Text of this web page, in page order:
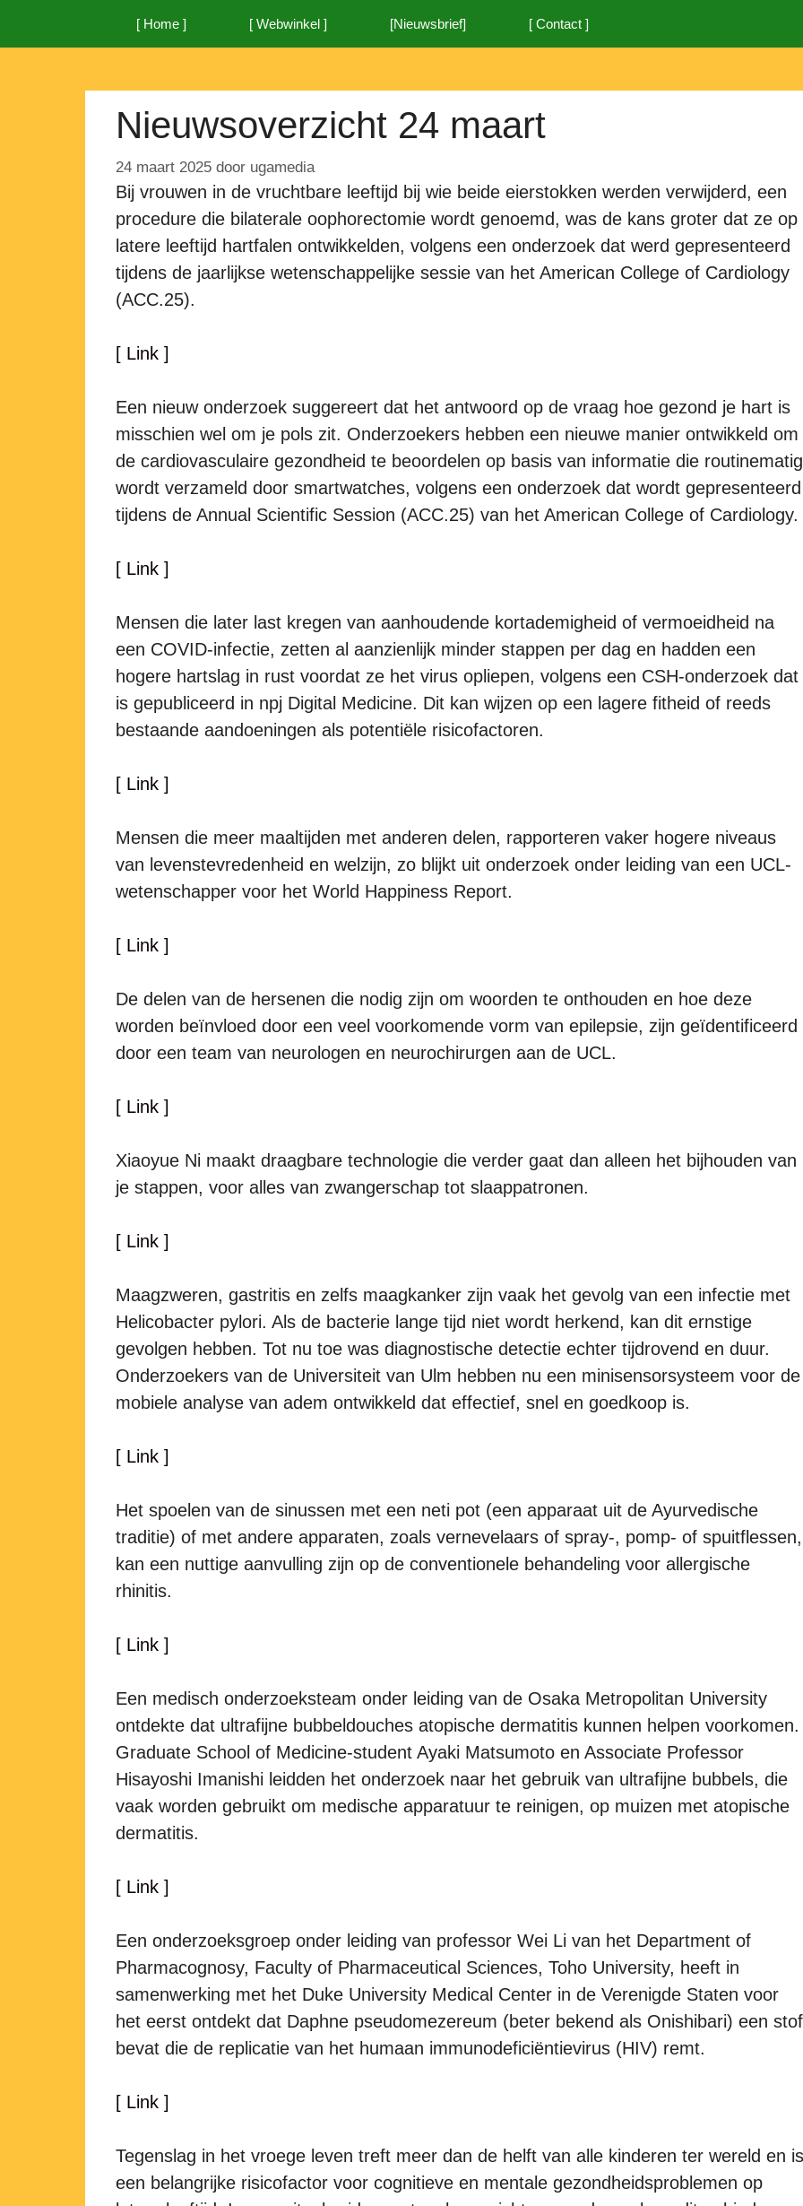
[ Home ] [ Webwinkel ] [Nieuwsbrief] [ Contact ]
Nieuwsoverzicht 24 maart
24 maart 2025 door ugamedia
Bij vrouwen in de vruchtbare leeftijd bij wie beide eierstokken werden verwijderd, een
procedure die bilaterale oophorectomie wordt genoemd, was de kans groter dat ze op
latere leeftijd hartfalen ontwikkelden, volgens een onderzoek dat werd gepresenteerd
tijdens de jaarlijkse wetenschappelijke sessie van het American College of Cardiology
(ACC.25).
[ Link ]
Een nieuw onderzoek suggereert dat het antwoord op de vraag hoe gezond je hart is
misschien wel om je pols zit. Onderzoekers hebben een nieuwe manier ontwikkeld om
de cardiovasculaire gezondheid te beoordelen op basis van informatie die routinematig
wordt verzameld door smartwatches, volgens een onderzoek dat wordt gepresenteerd
tijdens de Annual Scientific Session (ACC.25) van het American College of Cardiology.
[ Link ]
Mensen die later last kregen van aanhoudende kortademigheid of vermoeidheid na
een COVID-infectie, zetten al aanzienlijk minder stappen per dag en hadden een
hogere hartslag in rust voordat ze het virus opliepen, volgens een CSH-onderzoek dat
is gepubliceerd in npj Digital Medicine. Dit kan wijzen op een lagere fitheid of reeds
bestaande aandoeningen als potentiële risicofactoren.
[ Link ]
Mensen die meer maaltijden met anderen delen, rapporteren vaker hogere niveaus
van levenstevredenheid en welzijn, zo blijkt uit onderzoek onder leiding van een UCL-
wetenschapper voor het World Happiness Report.
[ Link ]
De delen van de hersenen die nodig zijn om woorden te onthouden en hoe deze
worden beïnvloed door een veel voorkomende vorm van epilepsie, zijn geïdentificeerd
door een team van neurologen en neurochirurgen aan de UCL.
[ Link ]
Xiaoyue Ni maakt draagbare technologie die verder gaat dan alleen het bijhouden van
je stappen, voor alles van zwangerschap tot slaappatronen.
[ Link ]
Maagzweren, gastritis en zelfs maagkanker zijn vaak het gevolg van een infectie met
Helicobacter pylori. Als de bacterie lange tijd niet wordt herkend, kan dit ernstige
gevolgen hebben. Tot nu toe was diagnostische detectie echter tijdrovend en duur.
Onderzoekers van de Universiteit van Ulm hebben nu een minisensorsysteem voor de
mobiele analyse van adem ontwikkeld dat effectief, snel en goedkoop is.
[ Link ]
Het spoelen van de sinussen met een neti pot (een apparaat uit de Ayurvedische
traditie) of met andere apparaten, zoals vernevelaars of spray-, pomp- of spuitflessen,
kan een nuttige aanvulling zijn op de conventionele behandeling voor allergische
rhinitis.
[ Link ]
Een medisch onderzoeksteam onder leiding van de Osaka Metropolitan University
ontdekte dat ultrafijne bubbeldouches atopische dermatitis kunnen helpen voorkomen.
Graduate School of Medicine-student Ayaki Matsumoto en Associate Professor
Hisayoshi Imanishi leidden het onderzoek naar het gebruik van ultrafijne bubbels, die
vaak worden gebruikt om medische apparatuur te reinigen, op muizen met atopische
dermatitis.
[ Link ]
Een onderzoeksgroep onder leiding van professor Wei Li van het Department of
Pharmacognosy, Faculty of Pharmaceutical Sciences, Toho University, heeft in
samenwerking met het Duke University Medical Center in de Verenigde Staten voor
het eerst ontdekt dat Daphne pseudomezereum (beter bekend als Onishibari) een stof
bevat die de replicatie van het humaan immunodeficiëntievirus (HIV) remt.
[ Link ]
Tegenslag in het vroege leven treft meer dan de helft van alle kinderen ter wereld en is
een belangrijke risicofactor voor cognitieve en mentale gezondheidsproblemen op